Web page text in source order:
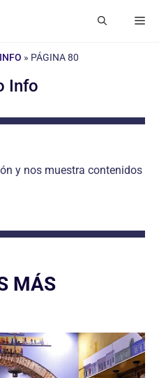
» PÁGINA 80
Info
y nos muestra contenidos
MÁS